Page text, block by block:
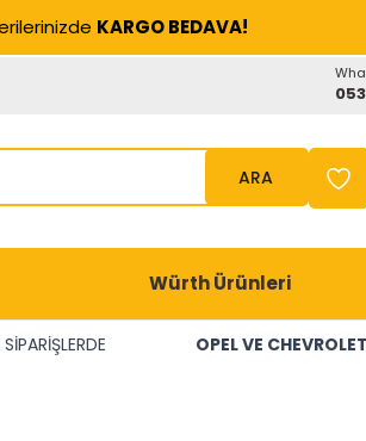
KARGO BEDAVA!
ARA
Würth Ürünleri
OPEL VE CHEVROLET